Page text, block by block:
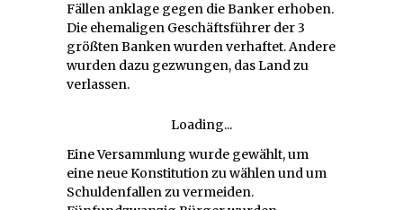
Fällen anklage gegen die Banker erhoben.
Die ehemaligen Geschäftsführer der 3
größten Banken wurden verhaftet. Andere
wurden dazu gezwungen, das Land zu
verlassen.
Loading...
Eine Versammlung wurde gewählt, um
eine neue Konstitution zu wählen und um
Schuldenfallen zu vermeiden.